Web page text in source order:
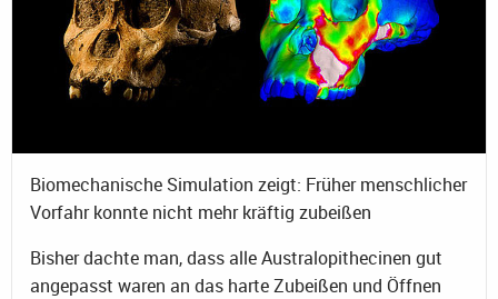
Biomechanische Simulation zeigt: Früher menschlicher
Vorfahr konnte nicht mehr kräftig zubeißen
Bisher dachte man, dass alle Australopithecinen gut
angepasst waren an das harte Zubeißen und Öffnen